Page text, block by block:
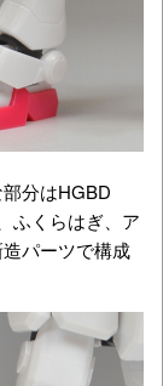
分はHGBD
ふくらはぎ、ア
パーツで構成